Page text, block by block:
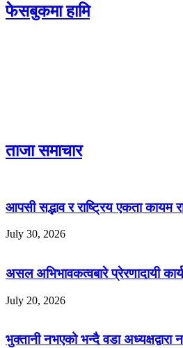
फेसबुकमा हामि
ताजा समाचार
आपसी सद्भाव र राष्ट्रिय एकता कायम
July 30, 2026
असल अभिभावकत्वबारे प्रेरणादायी
July 20, 2026
भुक्तानी नभएको भन्दै वडा अध्यक्षद्वारा